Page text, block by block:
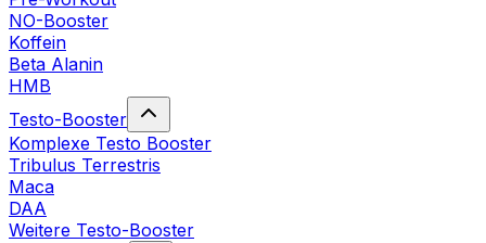
NO-Booster
Koffein
Beta Alanin
HMB
Testo-Booster
Komplexe Testo Booster
Tribulus Terrestris
Maca
DAA
Weitere Testo-Booster